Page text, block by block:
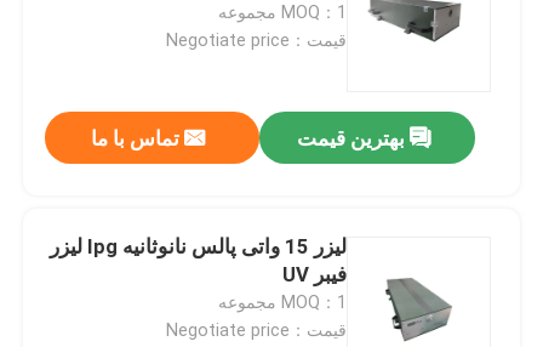
MOQ：1 مجموعه
قیمت：Negotiate price
بهترین قیمت تماس با ما
لیزر 15 واتی پالس نانوثانیه Ipg لیزر
فیبر UV
MOQ：1 مجموعه
قیمت：Negotiate price